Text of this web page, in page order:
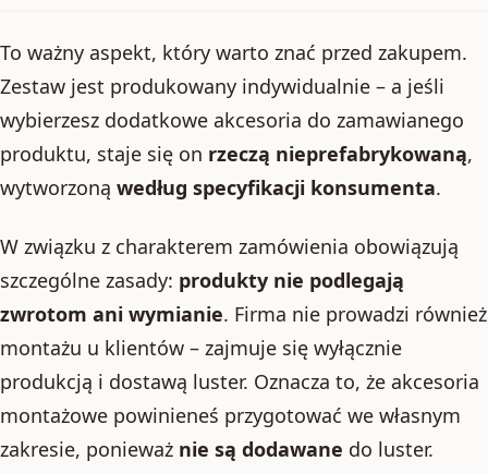
To ważny aspekt, który warto znać przed zakupem.
Zestaw jest produkowany indywidualnie – a jeśli
wybierzesz dodatkowe akcesoria do zamawianego
produktu, staje się on rzeczą nieprefabrykowaną,
wytworzoną według specyfikacji konsumenta.
W związku z charakterem zamówienia obowiązują
szczególne zasady: produkty nie podlegają
zwrotom ani wymianie. Firma nie prowadzi również
montażu u klientów – zajmuje się wyłącznie
produkcją i dostawą luster. Oznacza to, że akcesoria
montażowe powinieneś przygotować we własnym
zakresie, ponieważ nie są dodawane do luster.